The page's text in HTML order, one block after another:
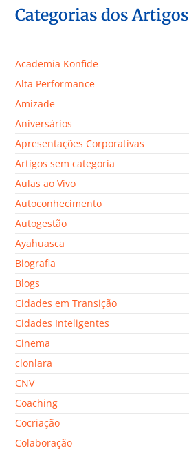
Categorias dos Artigos
Academia Konfide
Alta Performance
Amizade
Aniversários
Apresentações Corporativas
Artigos sem categoria
Aulas ao Vivo
Autoconhecimento
Autogestão
Ayahuasca
Biografia
Blogs
Cidades em Transição
Cidades Inteligentes
Cinema
clonlara
CNV
Coaching
Cocriação
Colaboração